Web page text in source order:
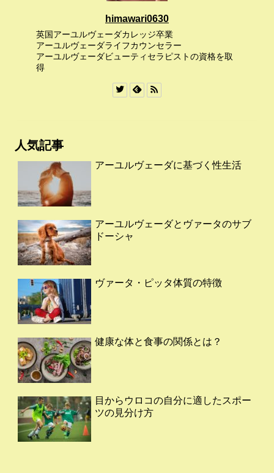
himawari0630
英国アーユルヴェーダカレッジ卒業
アーユルヴェーダライフカウンセラー
アーユルヴェーダビューティセラピストの資格を取
得
人気記事
アーユルヴェーダに基づく性生活
アーユルヴェーダとヴァータのサブ
ドーシャ
ヴァータ・ピッタ体質の特徴
健康な体と食事の関係とは？
目からウロコの自分に適したスポー
ツの見分け方